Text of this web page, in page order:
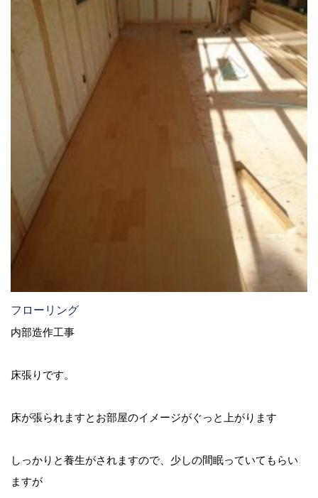
フローリング
内部造作工事
床張りです。
床が張られますとお部屋のイメージがぐっと上がります
しっかりと養生がされますので、少しの間眠っていてもらい
ますが